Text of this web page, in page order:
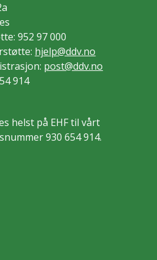
952 97 000
hjelp@ddv.no
post@ddv.no
914
helst på EHF til vårt
930 654 914.